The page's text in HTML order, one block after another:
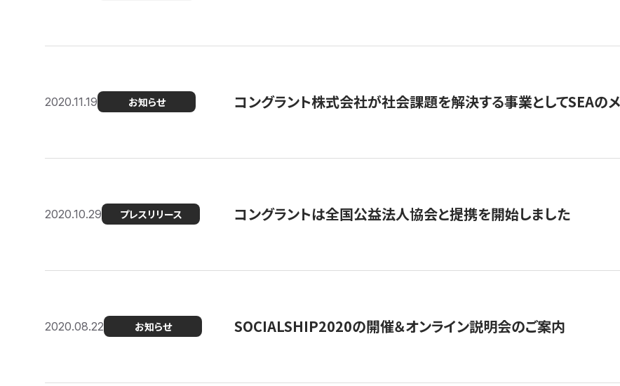
2020.11.19 お知らせ コングラント株式会社が社会課題を解決する事業としてSEAの
2020.10.29 プレスリリース コングラントは全国公益法人協会と提携を開始しました
2020.08.22 お知らせ SOCIALSHIP2020の開催＆オンライン説明会のご案内